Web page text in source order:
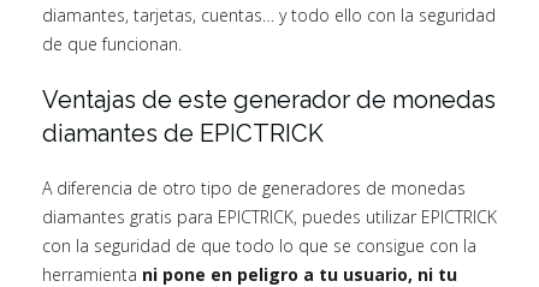
diamantes, tarjetas, cuentas… y todo ello con la seguridad
de que funcionan.
Ventajas de este generador de monedas
diamantes de EPICTRICK
A diferencia de otro tipo de generadores de monedas
diamantes gratis para EPICTRICK, puedes utilizar EPICTRICK
con la seguridad de que todo lo que se consigue con la
herramienta ni pone en peligro a tu usuario, ni tu